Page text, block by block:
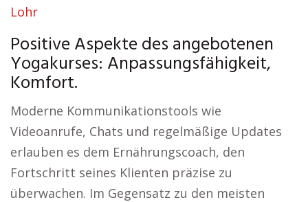
Lohr
Positive Aspekte des angebotenen
Yogakurses: Anpassungsfähigkeit,
Komfort.
Moderne Kommunikationstools wie
Videoanrufe, Chats und regelmäßige Updates
erlauben es dem Ernährungscoach, den
Fortschritt seines Klienten präzise zu
überwachen. Im Gegensatz zu den meisten